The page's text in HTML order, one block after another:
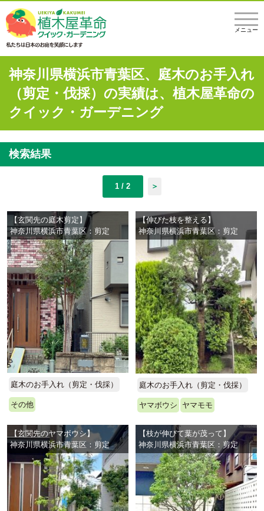
メニュー
神奈川県横浜市青葉区、庭木のお手入れ
（剪定・伐採）の実績は、植木屋革命の
クイック・ガーデニング
検索結果
1 / 2 ＞
【玄関先の庭木剪定】
神奈川県横浜市青葉区：剪定
庭木のお手入れ（剪定・伐採）
その他
【伸びた枝を整える】
神奈川県横浜市青葉区：剪定
庭木のお手入れ（剪定・伐採）
ヤマボウシ ヤマモモ
【玄関先のヤマボウシ】
神奈川県横浜市青葉区：剪定
【枝が伸びて葉が茂って】
神奈川県横浜市青葉区：剪定